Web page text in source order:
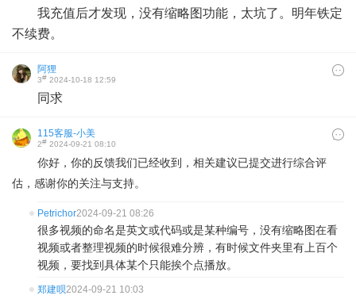
我充值后才发现，没有缩略图功能，太坑了。明年铁定
不续费。
阿狸
3# 2024-10-18 12:59
同求
115客服-小美
2# 2024-09-21 08:10
你好，你的反馈我们已经收到，相关建议已提交进行综合评
估，感谢你的关注与支持。
Petrichor2024-09-21 08:26
很多视频的命名是英文或代码或是某种编号，没有缩略图在看
视频或者整理视频的时候很难分辨，有时候文件夹里有上百个
视频，要找到具体某个只能挨个点播放。
郑建呗2024-09-21 10:03